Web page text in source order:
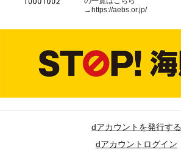
→ https://aebs.or.jp/
dアカウントを発行する
dアカウントログイン